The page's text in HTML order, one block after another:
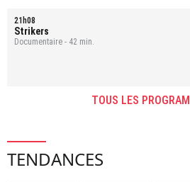
21h08
Strikers
Documentaire - 42 min.
TOUS LES
TENDANCES